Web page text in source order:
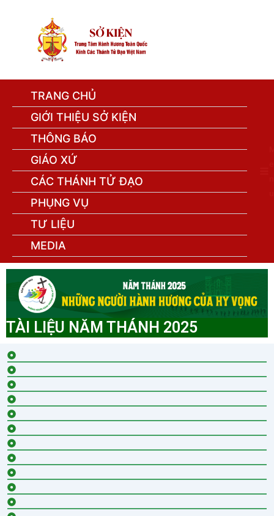
TRANG CHỦ
GIỚI THIỆU SỞ KIỆN
THÔNG BÁO
GIÁO XỨ
CÁC THÁNH TỬ ĐẠO
PHỤNG VỤ
TƯ LIỆU
MEDIA
TÀI LIỆU NĂM THÁNH 2025